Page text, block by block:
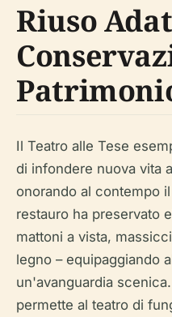
Riuso
Il Teatro alle Tese
di infondere nuova vita
onorando al contempo
restauro ha preservato
mattoni a vista,
legno – equipaggiando
un'avanguardia
permette al teatro di